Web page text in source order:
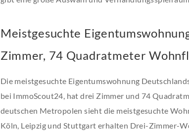
Meistgesuchte
Zimmer, 74 Quadratmeter
Die meistgesuchte Eigentumswohnung
bei ImmoScout24, hat drei Zimmer und 74
deutschen Metropolen sieht die meistgesuchte
Köln, Leipzig und Stuttgart erhalten Drei-Zimmer-